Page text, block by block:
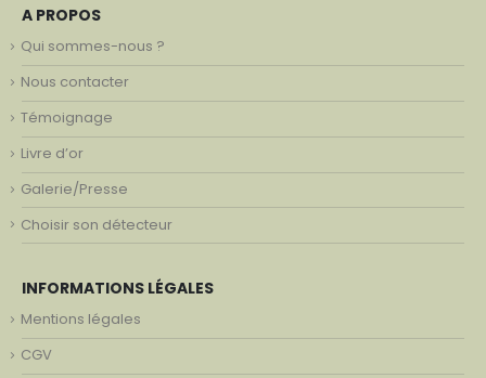
A PROPOS
Qui sommes-nous ?
Nous contacter
Témoignage
Livre d’or
Galerie/Presse
Choisir son détecteur
INFORMATIONS LÉGALES
Mentions légales
CGV